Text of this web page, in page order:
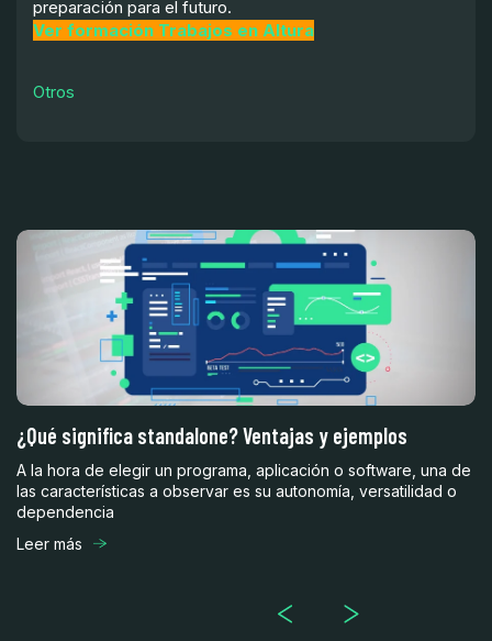
preparación para el futuro.
Ver formación Trabajos en Altura
Otros
¿Qué significa standalone? Ventajas y ejemplos
A la hora de elegir un programa, aplicación o software, una de
las características a observar es su autonomía, versatilidad o
dependencia
Leer más